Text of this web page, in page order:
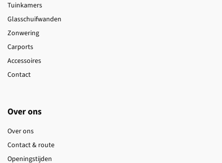
Tuinkamers
Glasschuifwanden
Zonwering
Carports
Accessoires
Contact
Over ons
Over ons
Contact & route
Openingstijden